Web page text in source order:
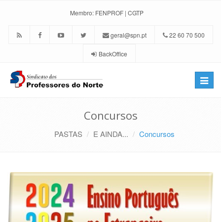
Membro: FENPROF | CGTP
geral@spn.pt 22 60 70 500
BackOffice
Toggle
Concursos
PASTAS E AINDA... Concursos